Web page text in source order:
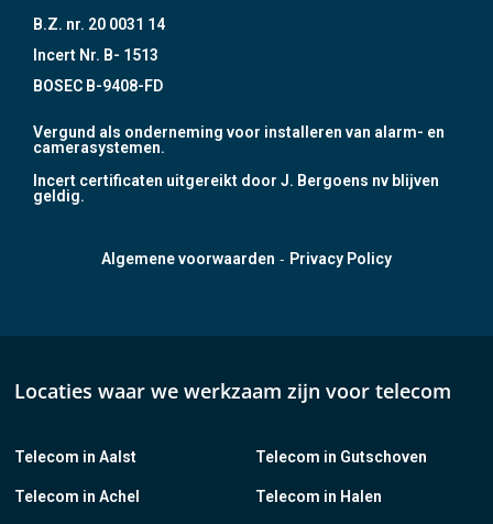
B.Z. nr. 20 0031 14
Incert Nr. B- 1513
BOSEC B-9408-FD
Vergund als onderneming voor installeren van alarm- en
camerasystemen.
Incert certificaten uitgereikt door J. Bergoens nv blijven
geldig.
Algemene voorwaarden - Privacy Policy
Locaties waar we werkzaam zijn voor telecom
Telecom in Aalst
Telecom in Achel
Telecom in Gutschoven
Telecom in Halen